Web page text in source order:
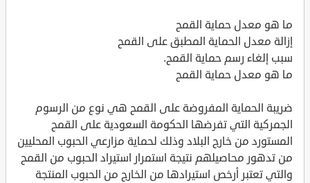
ما هو معدل حماية القمح
إزالة معدل الحماية المطبق على القمح
سبب إلغاء رسم حماية القمح.
ما هو معدل حماية القمح
ضريبة الحماية المفروضة على القمح هي نوع من الرسوم
الجمركية التي تفرضها الحكومة السعودية على القمح
المستورد من خارج البلاد وذلك لحماية مزارعي الحبوب المحليين
من تدهور محاصيلهم نتيجة استمرار استيراد الحبوب من القمح
والتي تعتبر أرخص استيرادها من الخارج من الحبوب المنتجة